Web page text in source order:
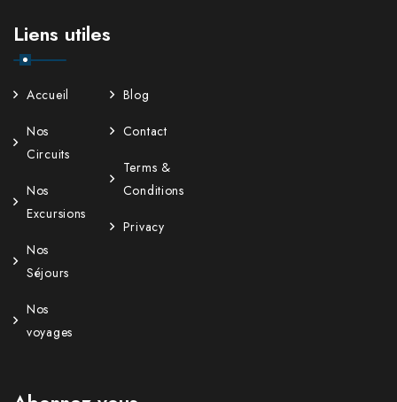
Liens utiles
Accueil
Nos
Circuits
Nos
Excursions
Nos
Séjours
Nos
voyages
Blog
Contact
Terms &
Conditions
Privacy